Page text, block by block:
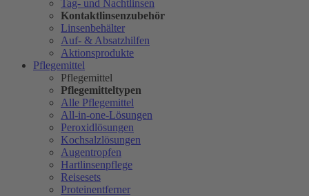
Tag- und Nachtlinsen
Kontaktlinsenzubehör
Linsenbehälter
Auf- & Absatzhilfen
Aktionsprodukte
Pflegemittel
Pflegemittel
Pflegemitteltypen
Alle Pflegemittel
All-in-one-Lösungen
Peroxidlösungen
Kochsalzlösungen
Augentropfen
Hartlinsenpflege
Reisesets
Proteinentferner